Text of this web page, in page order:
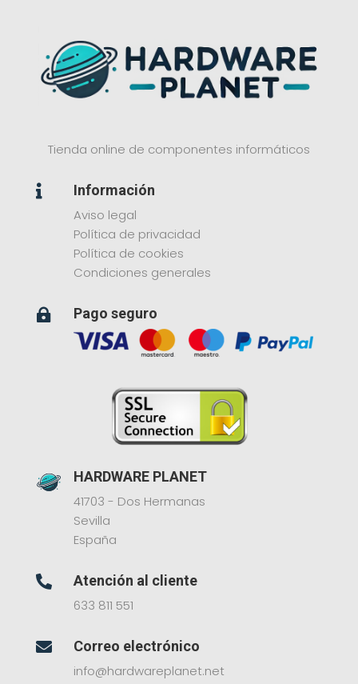
Tienda online de componentes informáticos

Información
Aviso legal
Política de privacidad
Política de cookies
Condiciones generales
 Pago seguro
HARDWARE PLANET
41703 - Dos Hermanas
Sevilla
España

Atención al cliente
633 811 551

Correo electrónico
info@hardwareplanet.net